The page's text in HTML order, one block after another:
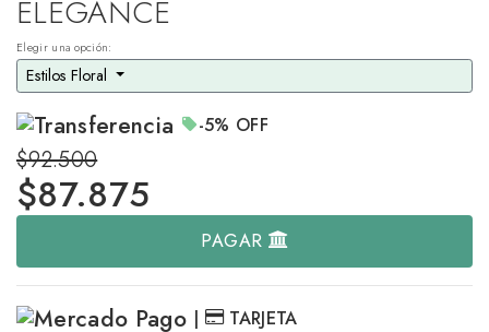
ELEGANCE
Elegir una opción:
Estilos Floral
-5% OFF
$92.500
$87.875
PAGAR
| TARJETA